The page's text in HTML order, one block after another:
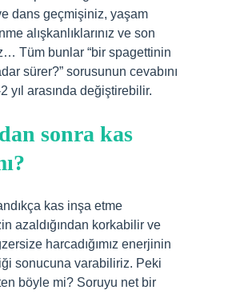
dans geçmişiniz, yaşam
alışkanlıklarınız ve son
Tüm bunlar “bir spagettinin
sürer?” sorusunun cevabını
yıl arasında değiştirebilir.
sonra kas
kas inşa etme
azaldığından korkabilir ve
harcadığımız enerjinin
sonucuna varabiliriz. Peki
böyle mi? Soruyu net bir